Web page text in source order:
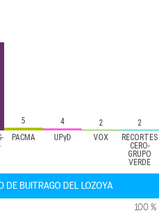
PACMA UPyD VOX
RECORTES
CERO-
GRUPO
VERDE
5 4 2 2
DE BUITRAGO DEL LOZOYA
100 %